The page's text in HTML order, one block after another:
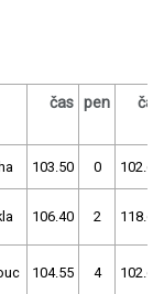
čas pen čas
103.50 0 102.69
106.40 2 118.69
104.55 4 102.68